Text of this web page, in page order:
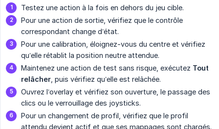
Testez une action à la fois en dehors du jeu cible.
Pour une action de sortie, vérifiez que le contrôle
correspondant change d’état.
Pour une calibration, éloignez-vous du centre et vérifiez
qu’elle rétablit la position neutre attendue.
Maintenez une action de test sans risque, exécutez Tout
relâcher , puis vérifiez qu’elle est relâchée.
Ouvrez l’overlay et vérifiez son ouverture, le passage des
clics ou le verrouillage des joysticks.
Pour un changement de profil, vérifiez que le profil
attendu devient actif et que ses mappages sont chargés.